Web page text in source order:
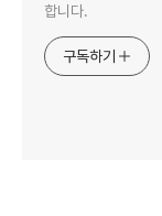
합니다.
구독하기